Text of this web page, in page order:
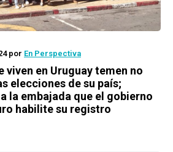
por En Perspectiva
viven en Uruguay temen no
elecciones de su país;
la embajada que el gobierno
habilite su registro